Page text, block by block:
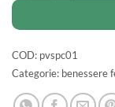
COD: pvspc01
Categorie: benessere